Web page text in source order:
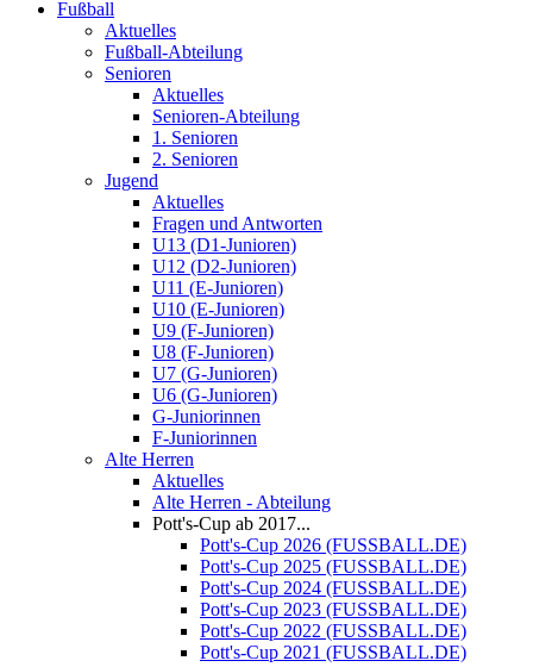
Fußball
Aktuelles
Fußball-Abteilung
Senioren
Aktuelles
Senioren-Abteilung
1. Senioren
2. Senioren
Jugend
Aktuelles
Fragen und Antworten
U13 (D1-Junioren)
U12 (D2-Junioren)
U11 (E-Junioren)
U10 (E-Junioren)
U9 (F-Junioren)
U8 (F-Junioren)
U7 (G-Junioren)
U6 (G-Junioren)
G-Juniorinnen
F-Juniorinnen
Alte Herren
Aktuelles
Alte Herren - Abteilung
Pott's-Cup ab 2017...
Pott's-Cup 2026 (FUSSBALL.DE)
Pott's-Cup 2025 (FUSSBALL.DE)
Pott's-Cup 2024 (FUSSBALL.DE)
Pott's-Cup 2023 (FUSSBALL.DE)
Pott's-Cup 2022 (FUSSBALL.DE)
Pott's-Cup 2021 (FUSSBALL.DE)